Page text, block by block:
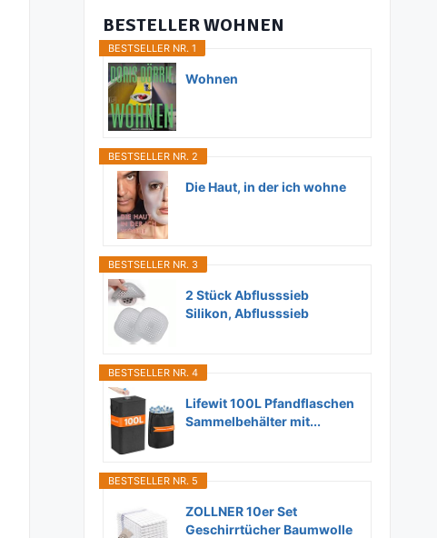
BESTELLER WOHNEN
BESTSELLER NR. 1
Wohnen
BESTSELLER NR. 2
Die Haut, in der ich wohne
BESTSELLER NR. 3
2 Stück Abflusssieb
Silikon, Abflusssieb
BESTSELLER NR. 4
Lifewit 100L Pfandflaschen
Sammelbehälter mit...
BESTSELLER NR. 5
ZOLLNER 10er Set
Geschirrtücher Baumwolle